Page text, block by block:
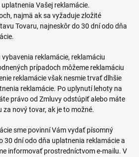
Vašej reklamácie.
najmä ak sa vyžaduje zložité
Tovaru, najneskôr do 30 dní odo dňa
reklamácie, reklamáciu
prípadoch môžeme reklamáciu
reklamácie však nesmie trvať dlhšie
reklamácie. Po uplynutí lehoty na
právo od Zmluvy odstúpiť alebo máte
za nový tovar, ak je to možné.
sme povinní Vám vydať písomný
30 dní odo dňa uplatnenia reklamácie a
informovať prostredníctvom e-mailu. V